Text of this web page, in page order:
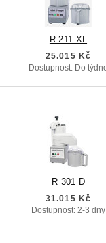
R 211 XL
25.015 Kč
Dostupnost: Do
R 301 D
31.015 Kč
Dostupnost: 2-3 dny